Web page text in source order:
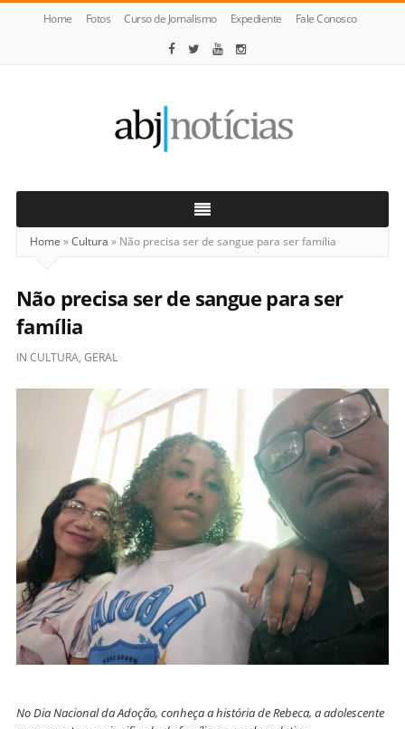
Home Fotos Curso de Jornalismo Expediente Fale Conosco
Notícias
Home »Cultura » Não precisa ser de sangue para ser família
Não precisa ser de sangue para ser
família
IN CULTURA, GERAL
No Dia Nacional da Adoção, conheça a história de Rebeca, a adolescente